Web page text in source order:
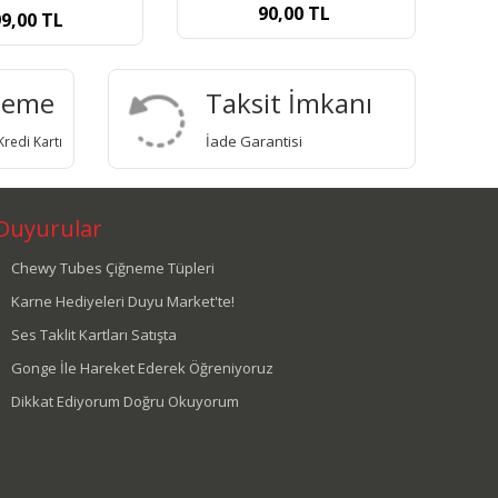
TL
Kartı
Taksit İmkanı
İade Garantisi
Chewy Tubes Çiğneme Tüpleri
Karne Hediyeleri Duyu Market'te!
Ses Taklit Kartları Satışta
Gonge İle Hareket Ederek Öğreniyoruz
Dikkat Ediyorum Doğru Okuyorum